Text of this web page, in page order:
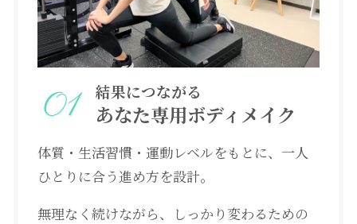
結果につながる
あなた専用ボディメイク
体質・生活習慣・運動レベルをもとに、一人
ひとりに合う進め方を設計。
無理なく続けながら、しっかり変わるための